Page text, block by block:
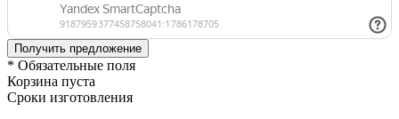
* Обязательные поля
Корзина пуста
Сроки изготовления